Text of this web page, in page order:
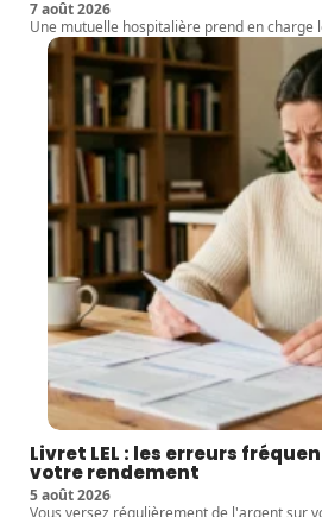
7 août 2026
Une mutuelle hospitalière prend en charge
Livret LEL : les erreurs
votre rendement
5 août 2026